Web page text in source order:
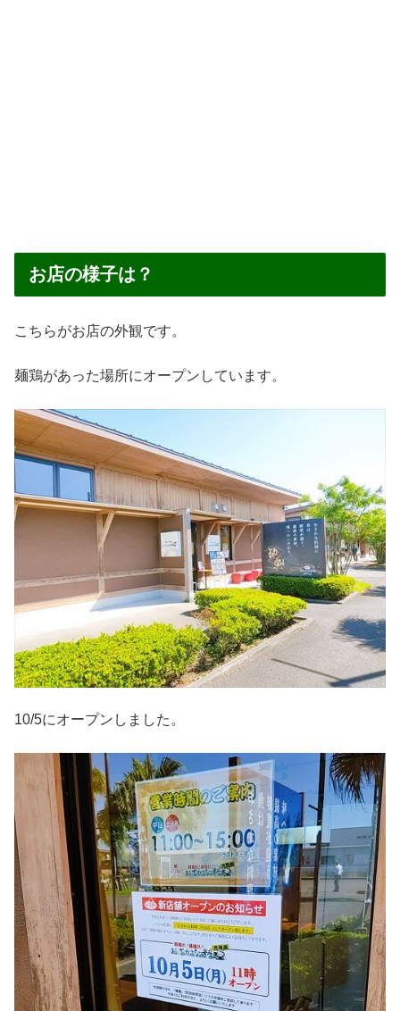
お店の様子は？
こちらがお店の外観です。
麺鶏があった場所にオープンしています。
10/5にオープンしました。